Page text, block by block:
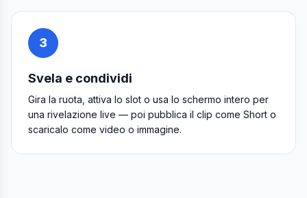
3
Svela e condividi
Gira la ruota, attiva lo slot o usa lo schermo intero per
una rivelazione live — poi pubblica il clip come Short o
scaricalo come video o immagine.